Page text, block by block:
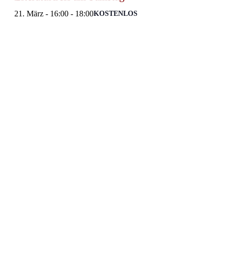
21. März - 16:00 - 18:00KOSTENLOS